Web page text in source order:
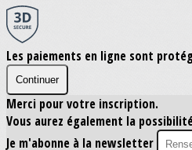
Les paiements en ligne sont
Continuer
Merci pour votre inscription.
Vous aurez également la
Je m'abonne à la newsletter